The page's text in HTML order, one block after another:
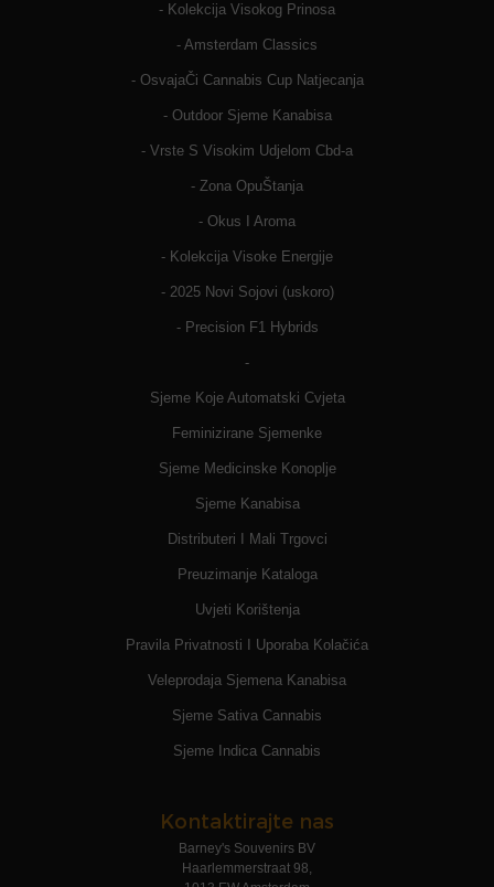
- Kolekcija Visokog Prinosa
- Amsterdam Classics
- OsvajaČi Cannabis Cup Natjecanja
- Outdoor Sjeme Kanabisa
- Vrste S Visokim Udjelom Cbd-a
- Zona OpuŠtanja
- Okus I Aroma
- Kolekcija Visoke Energije
- 2025 Novi Sojovi (uskoro)
- Precision F1 Hybrids
-
Sjeme Koje Automatski Cvjeta
Feminizirane Sjemenke
Sjeme Medicinske Konoplje
Sjeme Kanabisa
Distributeri I Mali Trgovci
Preuzimanje Kataloga
Uvjeti Korištenja
Pravila Privatnosti I Uporaba Kolačića
Veleprodaja Sjemena Kanabisa
Sjeme Sativa Cannabis
Sjeme Indica Cannabis
Kontaktirajte nas
Barney's Souvenirs BV
Haarlemmerstraat 98,